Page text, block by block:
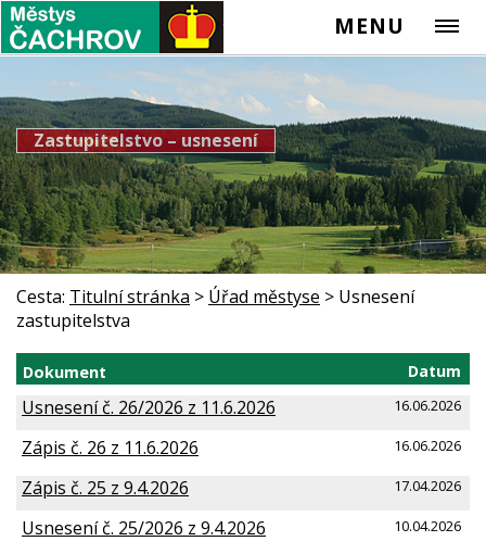
MENU
Zastupitelstvo – usnesení
Cesta: Titulní stránka > Úřad městyse > Usnesení
zastupitelstva
Datum
Dokument
16.06.2026
Usnesení č. 26/2026 z 11.6.2026
16.06.2026
Zápis č. 26 z 11.6.2026
17.04.2026
Zápis č. 25 z 9.4.2026
10.04.2026
Usnesení č. 25/2026 z 9.4.2026